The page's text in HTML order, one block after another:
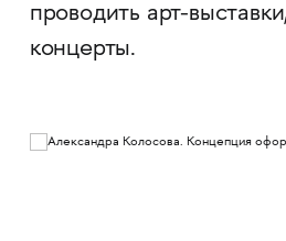
проводить арт-
концерты.